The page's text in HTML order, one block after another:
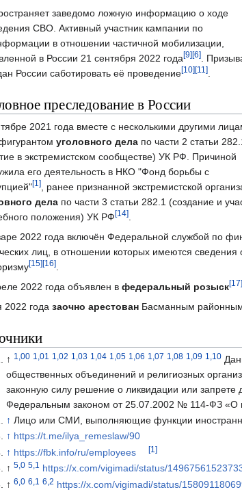
заведомо ложную информацию о ходе
СВО. Активный участник кампании по
в отношении частичной мобилизации,
в России 21 сентября 2022 года[9][6].
России саботировать её проведение[10][11].
преследование в России
2021 года вместе с несколькими другими
уголовного делапо части 2 статьи
в экстремистском сообществе) УК РФ. Причиной
его деятельность в НКО "Фонд борьбы с
[1], ранее признанной экстремистской
делапо части 3 статьи 282.1 (создание и
положения) УК РФ[14].
2022 года включён Федеральной службой по
лиц, в отношении которых имеются сведения
[15][16].
2022 года объявлен в федеральный розыск[17]
2022 года заочно арестованБасманным
↑ 1,00 1,01 1,02 1,03 1,04 1,05 1,06 1,07 1,08 1,09 1,10
общественных объединений и религиозных
законную силу решение о ликвидации или
Федеральным законом от 25.07.2002 № 114-ФЗ «О
↑ Лицо или СМИ, выполняющие функции
↑ https://t.me/ilya_remeslaw/90
↑ https://fbk.info/ru/employees [1]
↑5,0 5,1
https://x.com/vigimadi/status/
↑6,0 6,1 6,2 https://x.com/vigimadi/status/